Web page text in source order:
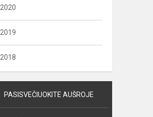
2020
2019
2018
PASISVEČIUOKITE AUŠROJE